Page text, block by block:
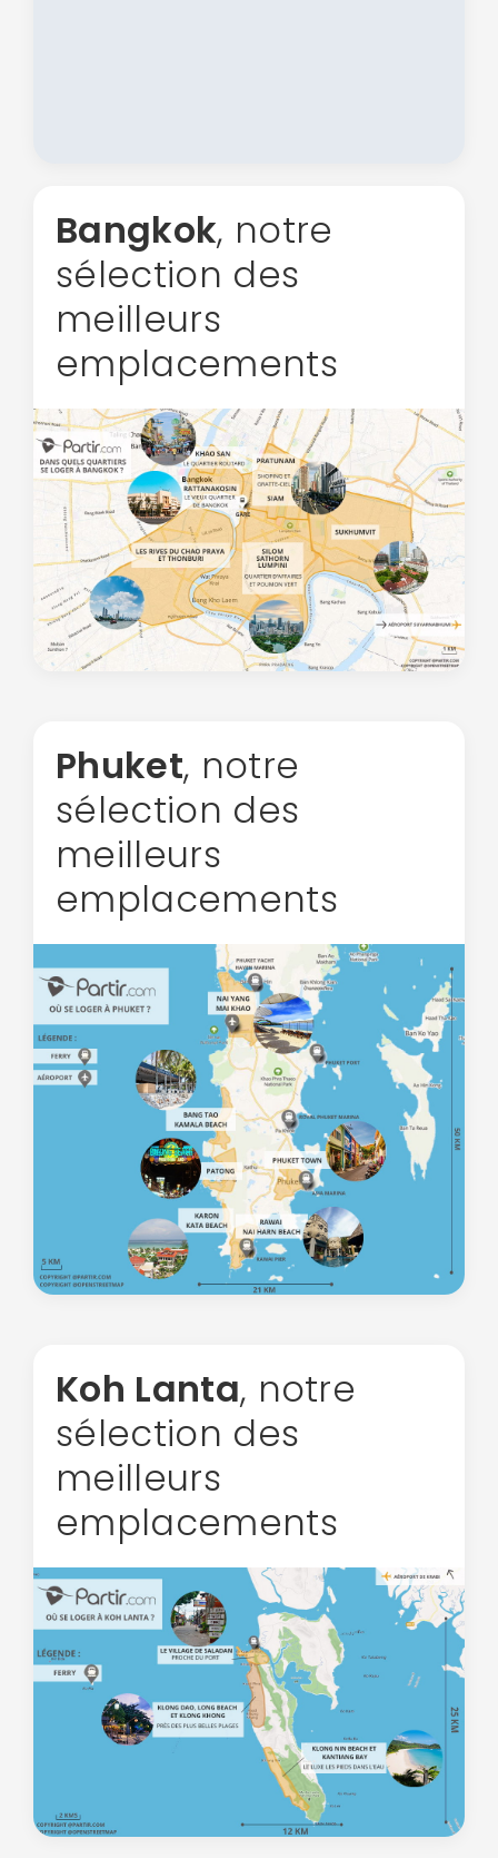
Bangkok, notre
sélection des
meilleurs
emplacements
Phuket, notre
sélection des
meilleurs
emplacements
Koh Lanta, notre
sélection des
meilleurs
emplacements